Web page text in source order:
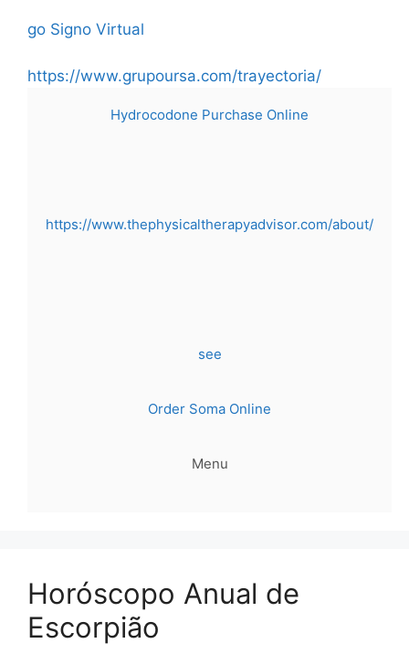
go Signo Virtual
https://www.grupoursa.com/trayectoria/
Hydrocodone Purchase Online
https://www.thephysicaltherapyadvisor.com/about/
see
Order Soma Online
Menu
Horóscopo Anual de
Escorpião